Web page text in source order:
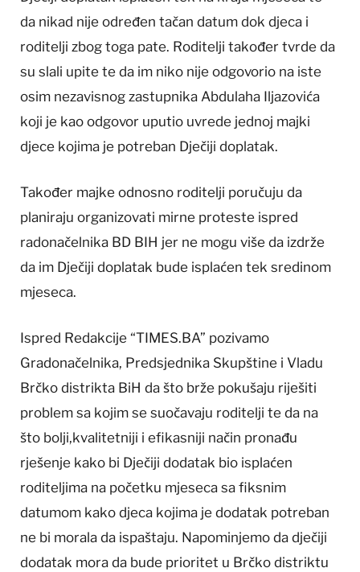
da nikad nije određen tačan datum dok djeca i
roditelji zbog toga pate. Roditelji također tvrde da
su slali upite te da im niko nije odgovorio na iste
osim nezavisnog zastupnika Abdulaha Iljazovića
koji je kao odgovor uputio uvrede jednoj majki
djece kojima je potreban Dječiji doplatak.
Također majke odnosno roditelji poručuju da
planiraju organizovati mirne proteste ispred
radonačelnika BD BIH jer ne mogu više da izdrže
da im Dječiji doplatak bude isplaćen tek sredinom
mjeseca.
Ispred Redakcije “TIMES.BA” pozivamo
Gradonačelnika, Predsjednika Skupštine i Vladu
Brčko distrikta BiH da što brže pokušaju riješiti
problem sa kojim se suočavaju roditelji te da na
što bolji,kvalitetniji i efikasniji način pronađu
rješenje kako bi Dječiji dodatak bio isplaćen
roditeljima na početku mjeseca sa fiksnim
datumom kako djeca kojima je dodatak potreban
ne bi morala da ispaštaju. Napominjemo da dječiji
dodatak mora da bude prioritet u Brčko distriktu